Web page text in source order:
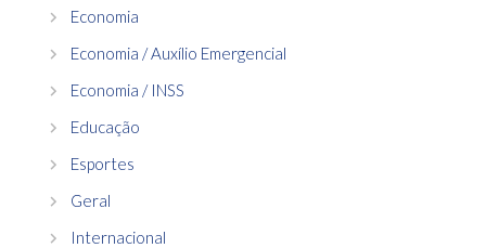
Economia
Economia / Auxílio Emergencial
Economia / INSS
Educação
Esportes
Geral
Internacional